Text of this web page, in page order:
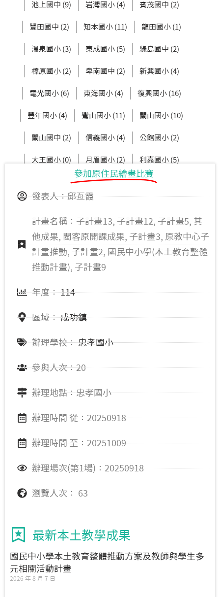
池上國中 (9) 岩灣國小 (4) 賓茂國中 (2)
豐田國中 (2) 知本國小 (11) 龍田國小 (1)
溫泉國小 (3) 東成國小 (5) 綠島國中 (2)
樟原國小 (2) 卑南國中 (2) 新興國小 (4)
電光國小 (6) 東海國小 (4) 復興國小 (16)
豐年國小 (4) 鸞山國小 (11) 關山國小 (10)
關山國中 (2) 信義國小 (4) 公館國小 (2)
大王國小 (0) 月眉國小 (2) 利嘉國小 (5)
新生國中 (3) 東大附小 (2)
參加原住民繪畫比賽
發表人：邱亙霞
計畫名稱：子計畫13, 子計畫12, 子計畫5, 其
他成果, 閩客原開課成果, 子計畫3, 原教中心子
計畫推動, 子計畫2, 國民中小學(本土教育整體
推動計畫), 子計畫9
年度： 114
區域： 成功鎮
辦理學校： 忠孝國小
參與人次：20
辦理地點：忠孝國小
辦理時間 從：20250918
辦理時間 至：20251009
辦理場次(第1場)：20250918
瀏覽人次： 63
最新本土教學成果
國民中小學本土教育整體推動方案及教師與學生多
元相關活動計畫
2026 年 8 月 7 日